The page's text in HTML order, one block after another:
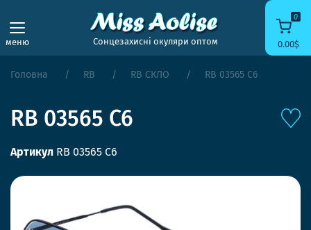
меню Сонцезахисні окуляри оптом
0
0.00$
Головна RB RB СКЛО RB 03565 C6
RB 03565 C6
Артикул RB 03565 C6